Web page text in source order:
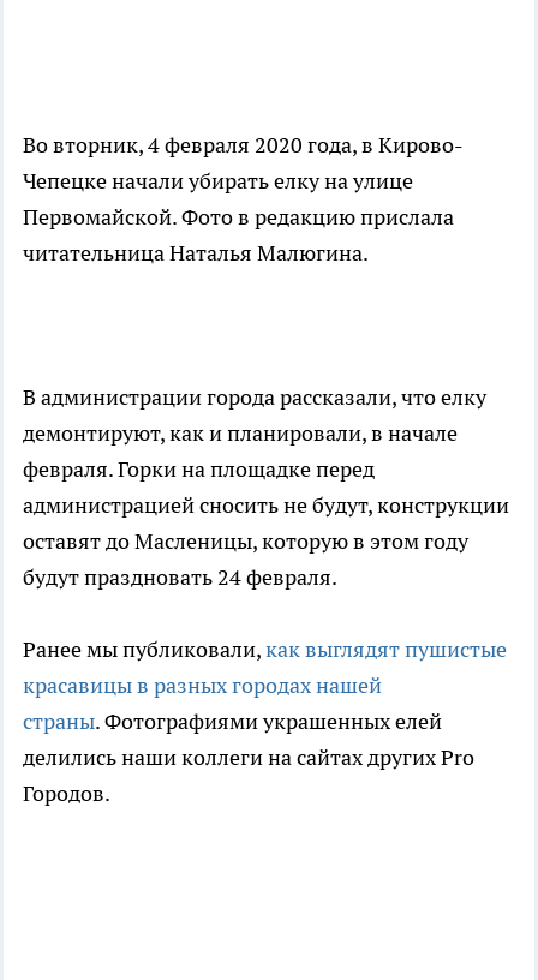
Во вторник, 4 февраля 2020 года, в Кирово-
Чепецке начали убирать елку на улице
Первомайской. Фото в редакцию прислала
читательница Наталья Малюгина.
В администрации города рассказали, что елку
демонтируют, как и планировали, в начале
февраля. Горки на площадке перед
администрацией сносить не будут, конструкции
оставят до Масленицы, которую в этом году
будут праздновать 24 февраля.
Ранее мы публиковали,как выглядят пушистые
красавицы в разных городах нашей
страны. Фотографиями украшенных елей
делились наши коллеги на сайтах других Pro
Городов.